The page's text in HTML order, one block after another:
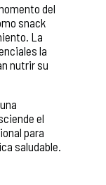
del
snack
La
la
nutrir su
el
para
saludable.